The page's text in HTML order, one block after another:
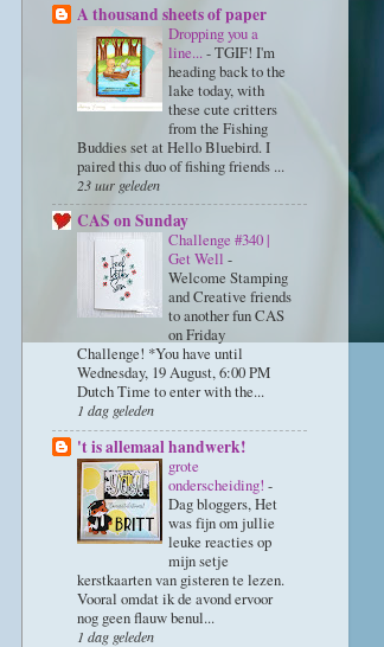
A thousand sheets of paper
Dropping you a
line... -TGIF! I'm
heading back to the
lake today, with
these cute critters
from the Fishing
Buddies set at Hello Bluebird. I
paired this duo of fishing friends ...
23 uur geleden
CAS on Sunday
Challenge #340 |
Get Well -
Welcome Stamping
and Creative friends
to another fun CAS
on Friday
Challenge! *You have until
Wednesday, 19 August, 6:00 PM
Dutch Time to enter with the...
1 dag geleden
't is allemaal handwerk!
grote
onderscheiding! -
Dag bloggers, Het
was fijn om jullie
leuke reacties op
mijn setje
kerstkaarten van gisteren te lezen.
Vooral omdat ik de avond ervoor
nog geen flauw benul...
1 dag geleden